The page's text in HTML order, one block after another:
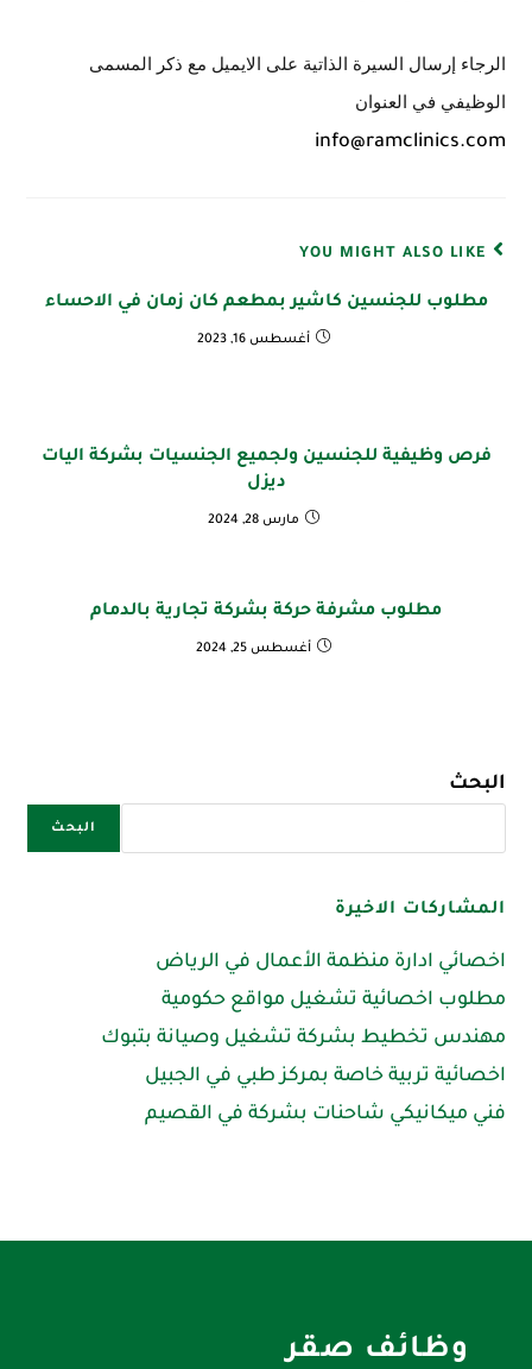
الرجاء إرسال السيرة الذاتية على الايميل مع ذكر المسمى
الوظيفي في العنوان
info@ramclinics.com
YOU MIGHT ALSO LIKE
مطلوب للجنسين كاشير بمطعم كان زمان في الاحساء
أغسطس 16, 2023
فرص وظيفية للجنسين ولجميع الجنسيات بشركة اليات
ديزل
مارس 28, 2024
مطلوب مشرفة حركة بشركة تجارية بالدمام
أغسطس 25, 2024
البحث
البحث
المشاركات الاخيرة
اخصائي ادارة منظمة الأعمال في الرياض
مطلوب اخصائية تشغيل مواقع حكومية
مهندس تخطيط بشركة تشغيل وصيانة بتبوك
اخصائية تربية خاصة بمركز طبي في الجبيل
فني ميكانيكي شاحنات بشركة في القصيم
وظائف صقر